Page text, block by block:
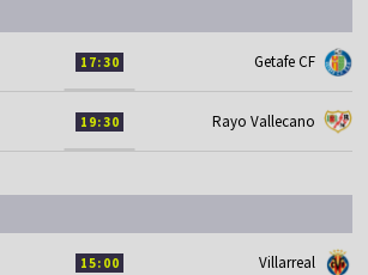
17:30 Getafe CF
19:30 Rayo Vallecano
15:00 Villarreal